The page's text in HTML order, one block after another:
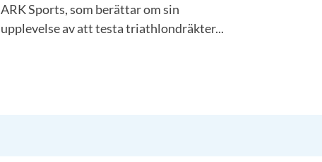
ARK Sports, som berättar om sin
upplevelse av att testa triathlondräkter...